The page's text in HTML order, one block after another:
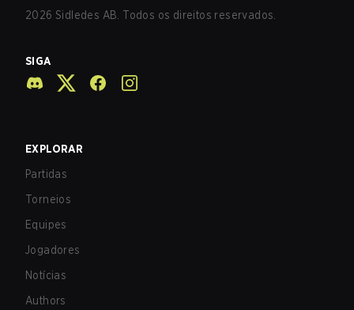
2026 Sidledes AB. Todos os direitos reservados.
SIGA
EXPLORAR
Partidas
Torneios
Equipes
Jogadores
Notícias
Authors